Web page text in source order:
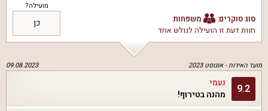
סוג סוקרים:
משפחות
חוות דעת זו הועילה לגולש אחד
מועילה?
כן
מועד האירוח -אוגוסט 2023 09.08.2023
9.2 נעמי
מהנה בטירוף!